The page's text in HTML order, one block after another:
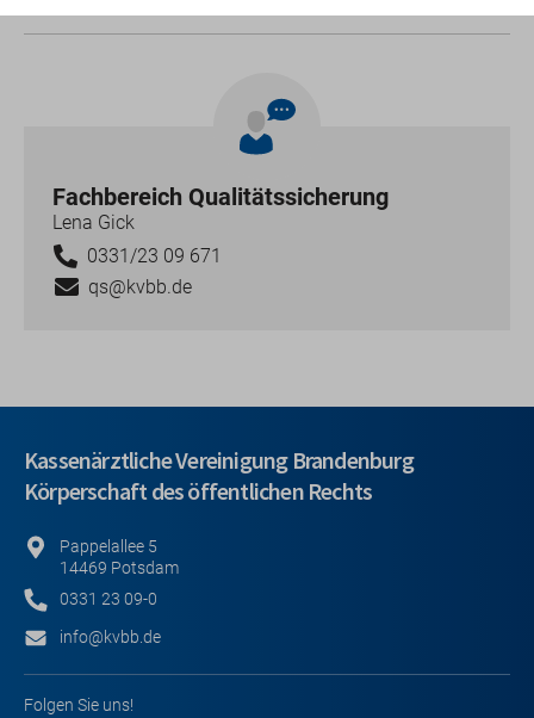
Fachbereich Qualitätssicherung
Lena Gick
0331/23 09 671
qs@kvbb.de
Kassenärztliche Vereinigung Brandenburg
Körperschaft des öffentlichen Rechts
Pappelallee 5
14469 Potsdam
0331 23 09-0
info@kvbb.de
Folgen Sie uns!